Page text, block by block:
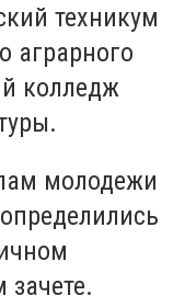
техникум
аграрного
колледж
молодежи